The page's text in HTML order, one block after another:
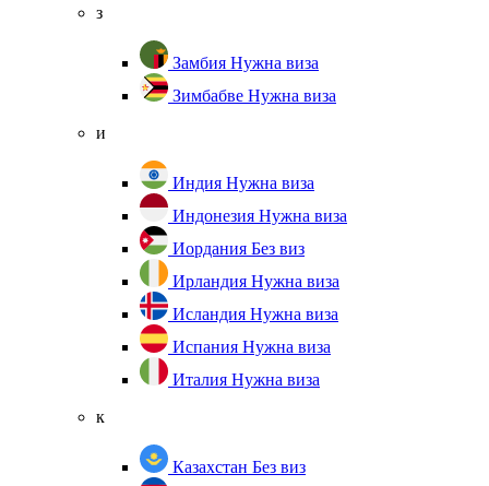
з
Замбия Нужна виза
Зимбабве Нужна виза
и
Индия Нужна виза
Индонезия Нужна виза
Иордания Без виз
Ирландия Нужна виза
Исландия Нужна виза
Испания Нужна виза
Италия Нужна виза
к
Казахстан Без виз